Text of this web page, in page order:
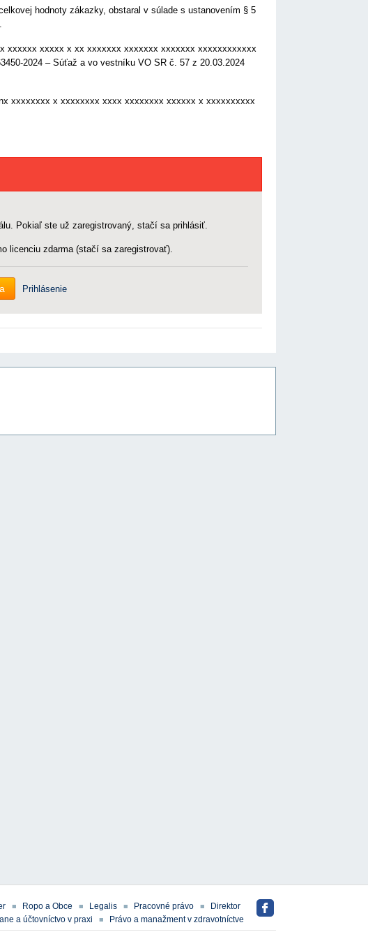
hodnoty zákazky, obstaral v súlade s ustanovením § 5
xxxxxx xxxxx x xx xxxxxxx xxxxxxx xxxxxxx xxxxxxxxxxxx
2024 – Súťaž a vo vestníku VO SR č. 57 z 20.03.2024
xxxxxxxx x xxxxxxxx xxxx xxxxxxxx xxxxxx x xxxxxxxxxx
Pokiaľ ste už zaregistrovaný, stačí sa prihlásiť.
licenciu zdarma (stačí sa zaregistrovať).
Prihlásenie
Ropo a Obce Legalis Pracovné právo
Direktor
a účtovníctvo v praxi
Právo a manažment v zdravotníctve